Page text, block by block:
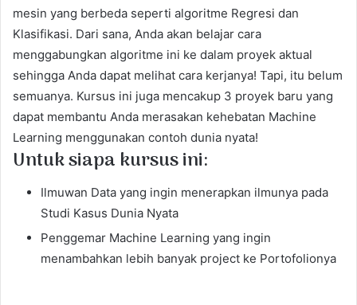
mesin yang berbeda seperti algoritme Regresi dan
Klasifikasi. Dari sana, Anda akan belajar cara
menggabungkan algoritme ini ke dalam proyek aktual
sehingga Anda dapat melihat cara kerjanya! Tapi, itu belum
semuanya. Kursus ini juga mencakup 3 proyek baru yang
dapat membantu Anda merasakan kehebatan Machine
Learning menggunakan contoh dunia nyata!
Untuk siapa kursus ini:
Ilmuwan Data yang ingin menerapkan ilmunya pada
Studi Kasus Dunia Nyata
Penggemar Machine Learning yang ingin
menambahkan lebih banyak project ke Portofolionya